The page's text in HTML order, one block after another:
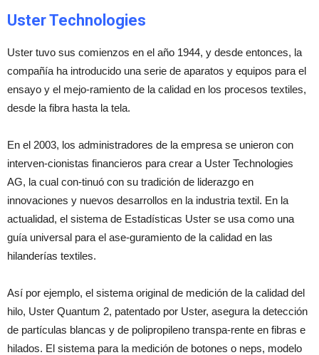
Uster Technologies
Uster tuvo sus comienzos en el año 1944, y desde entonces, la
compañía ha introducido una serie de aparatos y equipos para el
ensayo y el mejo-ramiento de la calidad en los procesos textiles,
desde la fibra hasta la tela.
En el 2003, los administradores de la empresa se unieron con
interven-cionistas financieros para crear a Uster Technologies
AG, la cual con-tinuó con su tradición de liderazgo en
innovaciones y nuevos desarrollos en la industria textil. En la
actualidad, el sistema de Estadísticas Uster se usa como una
guía universal para el ase-guramiento de la calidad en las
hilanderías textiles.
Así por ejemplo, el sistema original de medición de la calidad del
hilo, Uster Quantum 2, patentado por Uster, asegura la detección
de partículas blancas y de polipropileno transpa-rente en fibras e
hilados. El sistema para la medición de botones o neps, modelo